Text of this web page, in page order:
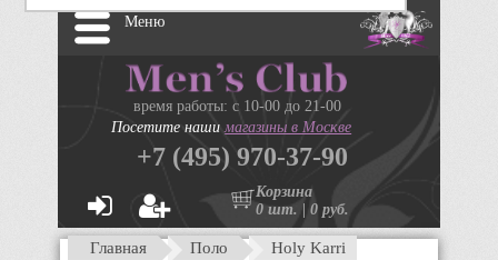
Меню
время работы: с 10-00 до 21-00
Посетите нашимагазины в Москве
+7 (495) 970-37-90
Корзина
0 шт. | 0 руб.
Главная Поло Holy Karri